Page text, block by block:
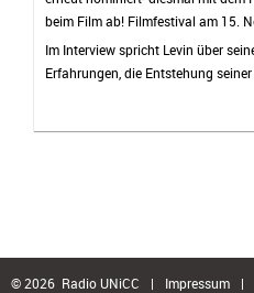
beim Film ab! Filmfestival am 15.
Im Interview spricht Levin über
Erfahrungen, die Entstehung
© 2026 Radio UNiCC | Impressum |